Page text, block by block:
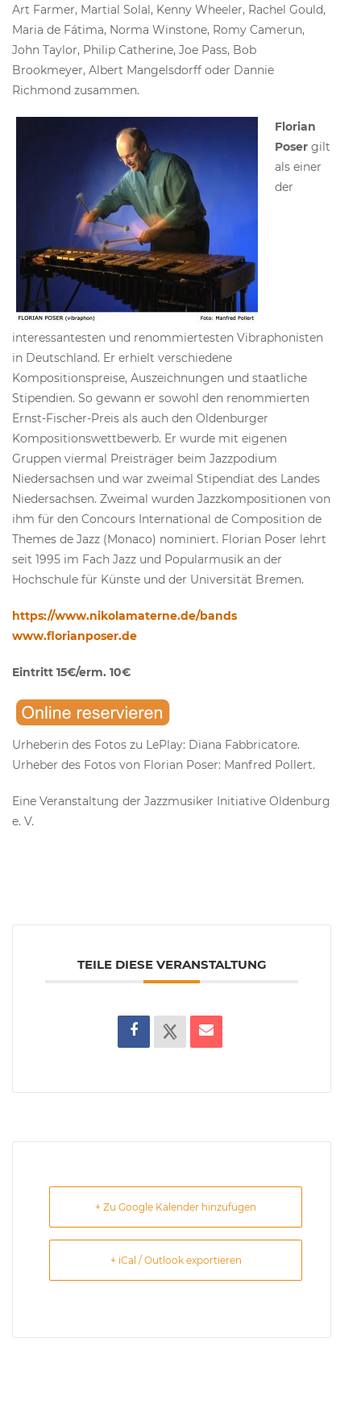
Art Farmer, Martial Solal, Kenny Wheeler, Rachel Gould,
Maria de Fátima, Norma Winstone, Romy Camerun,
John Taylor, Philip Catherine, Joe Pass, Bob
Brookmeyer, Albert Mangelsdorff oder Dannie
Richmond zusammen.
Florian
Poser gilt
als einer
der
interessantesten und renommiertesten Vibraphonisten
in Deutschland. Er erhielt verschiedene
Kompositionspreise, Auszeichnungen und staatliche
Stipendien. So gewann er sowohl den renommierten
Ernst-Fischer-Preis als auch den Oldenburger
Kompositionswettbewerb. Er wurde mit eigenen
Gruppen viermal Preisträger beim Jazzpodium
Niedersachsen und war zweimal Stipendiat des Landes
Niedersachsen. Zweimal wurden Jazzkompositionen von
ihm für den Concours International de Composition de
Themes de Jazz (Monaco) nominiert. Florian Poser lehrt
seit 1995 im Fach Jazz und Popularmusik an der
Hochschule für Künste und der Universität Bremen.
https://www.nikolamaterne.de/bands
www.florianposer.de
Eintritt 15€/erm. 10€
Urheberin des Fotos zu LePlay: Diana Fabbricatore.
Urheber des Fotos von Florian Poser: Manfred Pollert.
Eine Veranstaltung der Jazzmusiker Initiative Oldenburg
e. V.
TEILE DIESE VERANSTALTUNG
+ Zu Google Kalender hinzufügen
+ iCal / Outlook exportieren